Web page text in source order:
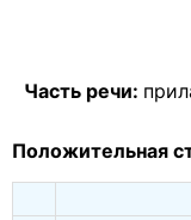
Часть речи:
Положительная